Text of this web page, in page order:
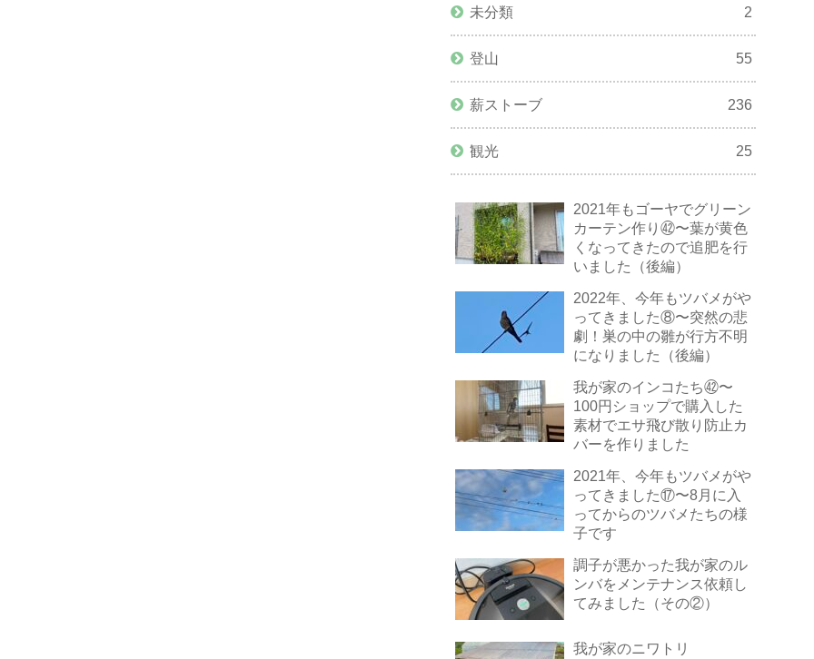
未分類 2
登山 55
薪ストーブ 236
観光 25
2021年もゴーヤでグリーン
カーテン作り㊷〜葉が黄色
くなってきたので追肥を行
いました（後編）
2022年、今年もツバメがや
ってきました⑧〜突然の悲
劇！巣の中の雛が行方不明
になりました（後編）
我が家のインコたち㊷〜
100円ショップで購入した
素材でエサ飛び散り防止カ
バーを作りました
2021年、今年もツバメがや
ってきました⑰〜8月に入
ってからのツバメたちの様
子です
調子が悪かった我が家のル
ンバをメンテナンス依頼し
てみました（その②）
我が家のニワトリ